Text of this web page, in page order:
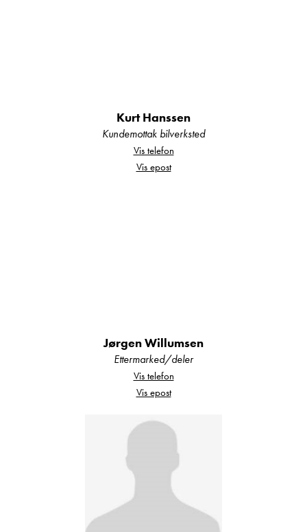
Kurt Hanssen
Kundemottak bilverksted
Vis telefon
Vis epost
Jørgen Willumsen
Ettermarked/deler
Vis telefon
Vis epost